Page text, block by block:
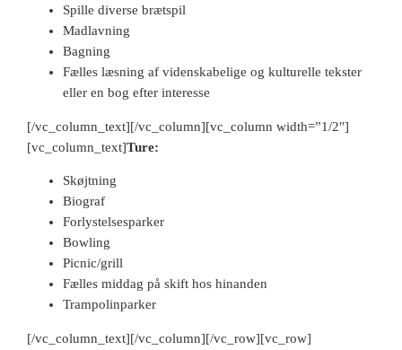
Spille diverse brætspil
Madlavning
Bagning
Fælles læsning af videnskabelige og kulturelle tekster
eller en bog efter interesse
[/vc_column_text][/vc_column][vc_column width=”1/2″]
[vc_column_text]Ture:
Skøjtning
Biograf
Forlystelsesparker
Bowling
Picnic/grill
Fælles middag på skift hos hinanden
Trampolinparker
[/vc_column_text][/vc_column][/vc_row][vc_row]